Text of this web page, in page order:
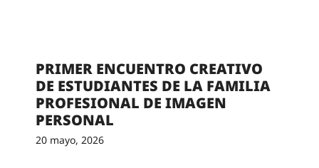
PRIMER ENCUENTRO CREATIVO
DE ESTUDIANTES DE LA FAMILIA
PROFESIONAL DE IMAGEN
PERSONAL
20 mayo, 2026